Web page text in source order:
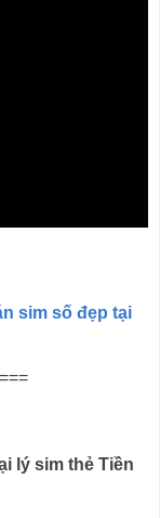
sim số đẹp tại
lý sim thẻ Tiền